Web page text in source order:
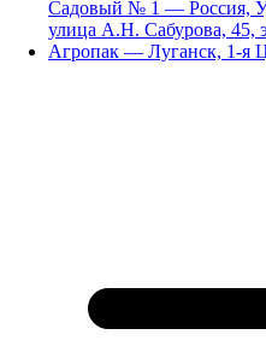
Садовый № 1 — Россия,
улица А.Н. Сабурова, 45,
Агропак — Луганск, 1-я